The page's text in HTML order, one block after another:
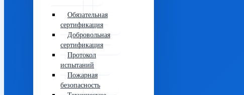
Обязательная
сертификация
Добровольная
сертификация
Протокол
испытаний
Пожарная
безопасность